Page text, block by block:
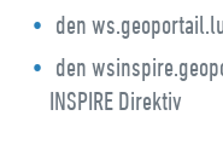
den
den
INSPIRE Direktiv